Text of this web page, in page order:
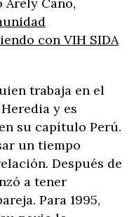
con VIH SIDA
trabaja en el
y es
su capítulo Perú.
un tiempo
Después de
a tener
Para 1995,